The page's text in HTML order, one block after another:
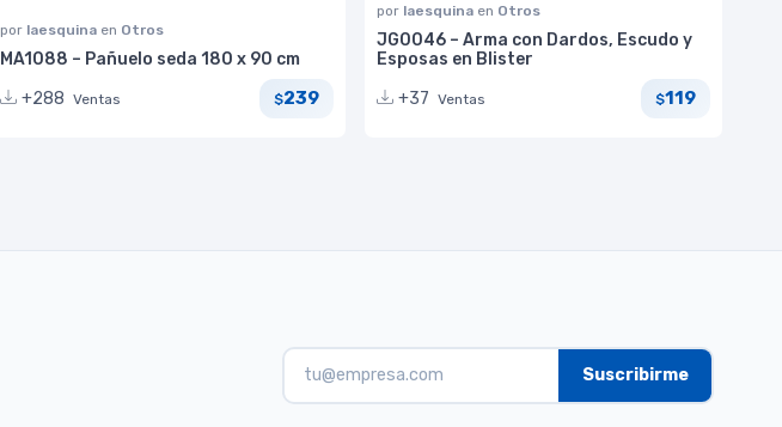
por laesquina en Otros
MA1088 – Pañuelo seda 180 x 90 cm
+288 Ventas $239
por laesquina en Otros
JG0046 – Arma con Dardos, Escudo y
Esposas en Blister
+37 Ventas $119